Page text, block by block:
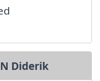
Diderik